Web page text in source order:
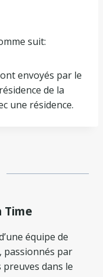
suit:
envoyés par le
de la
une résidence.
Time
équipe de
passionnés par
dans le